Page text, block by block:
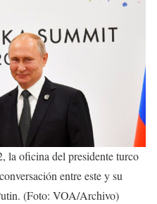
la oficina del presidente turco
entre este y su
(Foto: VOA/Archivo)